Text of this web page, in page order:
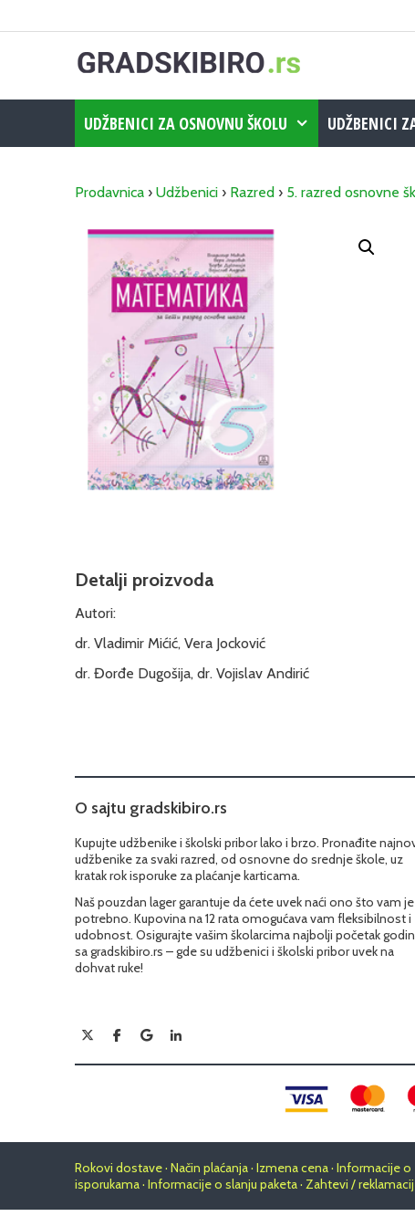
UDŽBENICI ZA OSNOVNU ŠKOLU UDŽBENICI
Prodavnica › Udžbenici › Razred › 5. razred osnovne
Detalji proizvoda
Autori:
dr. Vladimir Mićić, Vera Jocković
dr. Đorđe Dugošija, dr. Vojislav Andirić
O sajtu gradskibiro.rs
Kupujte udžbenike i školski pribor lako i brzo. Pronađite
udžbenike za svaki razred, od osnovne do srednje škole, uz
kratak rok isporuke za plaćanje karticama.
Naš pouzdan lager garantuje da ćete uvek naći ono što vam je
potrebno. Kupovina na 12 rata omogućava vam fleksibilnost i
udobnost. Osigurajte vašim školarcima najbolji početak
sa gradskibiro.rs – gde su udžbenici i školski pribor uvek na
dohvat ruke!
Rokovi dostave · Način plaćanja · Izmena cena · Informacije o
isporukama · Informacije o slanju paketa · Zahtevi /